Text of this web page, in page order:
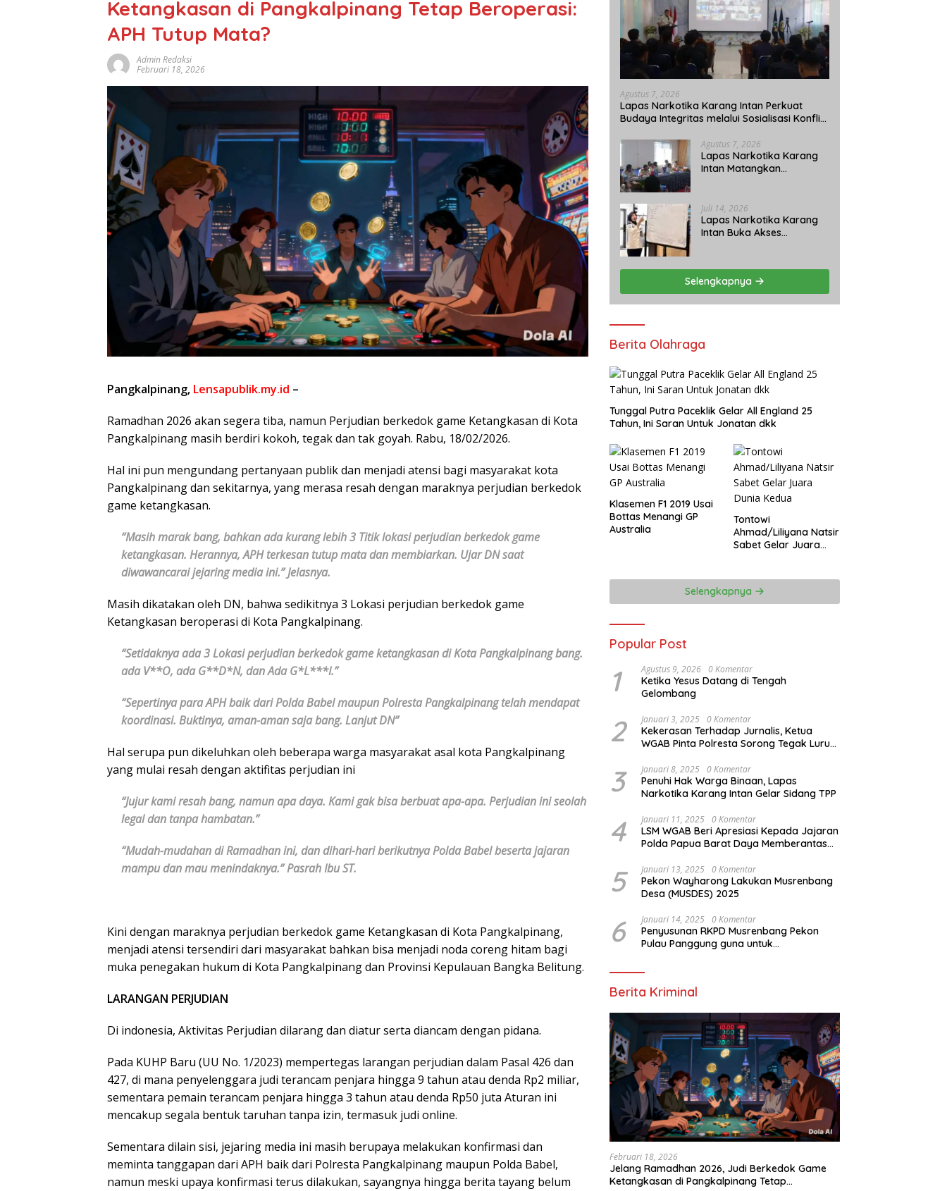
Ketangkasan di Pangkalpinang Tetap Beroperasi:
APH Tutup Mata?
Admin Redaksi
Februari 18, 2026
Pangkalpinang, Lensapublik.my.id –
Ramadhan 2026 akan segera tiba, namun Perjudian berkedok game Ketangkasan di Kota
Pangkalpinang masih berdiri kokoh, tegak dan tak goyah. Rabu, 18/02/2026.
Hal ini pun mengundang pertanyaan publik dan menjadi atensi bagi masyarakat kota
Pangkalpinang dan sekitarnya, yang merasa resah dengan maraknya perjudian berkedok
game ketangkasan.
“Masih marak bang, bahkan ada kurang lebih 3 Titik lokasi perjudian berkedok game
ketangkasan. Herannya, APH terkesan tutup mata dan membiarkan. Ujar DN saat
diwawancarai jejaring media ini.” Jelasnya.
Masih dikatakan oleh DN, bahwa sedikitnya 3 Lokasi perjudian berkedok game
Ketangkasan beroperasi di Kota Pangkalpinang.
“Setidaknya ada 3 Lokasi perjudian berkedok game ketangkasan di Kota Pangkalpinang bang.
ada V**O, ada G**D*N, dan Ada G*L***I.”
“Sepertinya para APH baik dari Polda Babel maupun Polresta Pangkalpinang telah mendapat
koordinasi. Buktinya, aman-aman saja bang. Lanjut DN”
Hal serupa pun dikeluhkan oleh beberapa warga masyarakat asal kota Pangkalpinang
yang mulai resah dengan aktifitas perjudian ini
“Jujur kami resah bang, namun apa daya. Kami gak bisa berbuat apa-apa. Perjudian ini seolah
legal dan tanpa hambatan.”
“Mudah-mudahan di Ramadhan ini, dan dihari-hari berikutnya Polda Babel beserta jajaran
mampu dan mau menindaknya.” Pasrah Ibu ST.
Kini dengan maraknya perjudian berkedok game Ketangkasan di Kota Pangkalpinang,
menjadi atensi tersendiri dari masyarakat bahkan bisa menjadi noda coreng hitam bagi
muka penegakan hukum di Kota Pangkalpinang dan Provinsi Kepulauan Bangka Belitung.
LARANGAN PERJUDIAN
Di indonesia, Aktivitas Perjudian dilarang dan diatur serta diancam dengan pidana.
Pada KUHP Baru (UU No. 1/2023) mempertegas larangan perjudian dalam Pasal 426 dan
427, di mana penyelenggara judi terancam penjara hingga 9 tahun atau denda Rp2 miliar,
sementara pemain terancam penjara hingga 3 tahun atau denda Rp50 juta Aturan ini
mencakup segala bentuk taruhan tanpa izin, termasuk judi online.
Sementara dilain sisi, jejaring media ini masih berupaya melakukan konfirmasi dan
meminta tanggapan dari APH baik dari Polresta Pangkalpinang maupun Polda Babel,
namun meski upaya konfirmasi terus dilakukan, sayangnya hingga berita tayang belum
Agustus 7, 2026
Lapas Narkotika Karang Intan Perkuat
Budaya Integritas melalui Sosialisasi Konflik
Agustus 7, 2026
Lapas Narkotika Karang
Intan Matangkan
HUT Ke-81 RI
Juli 14, 2026
Lapas Narkotika Karang
Intan Buka Akses
Binaan
Selengkapnya
Berita Olahraga
Tunggal Putra Paceklik Gelar All England 25
Tahun, Ini Saran Untuk Jonatan dkk
Klasemen F1 2019 Usai
Bottas Menangi GP
Australia
Tontowi
Ahmad/Liliyana Natsir
Sabet Gelar Juara
Selengkapnya
Popular Post
1 Agustus 9, 2026 0 Komentar
Ketika Yesus Datang di Tengah
Gelombang
2 Januari 3, 2025 0 Komentar
Kekerasan Terhadap Jurnalis, Ketua
WGAB Pinta Polresta Sorong Tegak Lurus
3 Januari 8, 2025 0 Komentar
Penuhi Hak Warga Binaan, Lapas
Narkotika Karang Intan Gelar Sidang TPP
4 Januari 11, 2025 0 Komentar
LSM WGAB Beri Apresiasi Kepada Jajaran
Polda Papua Barat Daya Memberantas
Mining
5 Januari 13, 2025 0 Komentar
Pekon Wayharong Lakukan Musrenbang
Desa (MUSDES) 2025
6 Januari 14, 2025 0 Komentar
Penyusunan RKPD Musrenbang Pekon
Pulau Panggung guna untuk
2026
Berita Kriminal
Februari 18, 2026
Jelang Ramadhan 2026, Judi Berkedok Game
Ketangkasan di Pangkalpinang Tetap